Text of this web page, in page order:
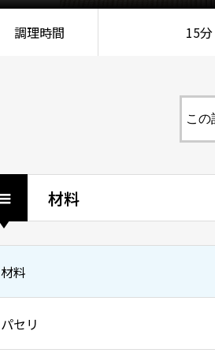
調理時間 15分
この
材料
材料
パセリ